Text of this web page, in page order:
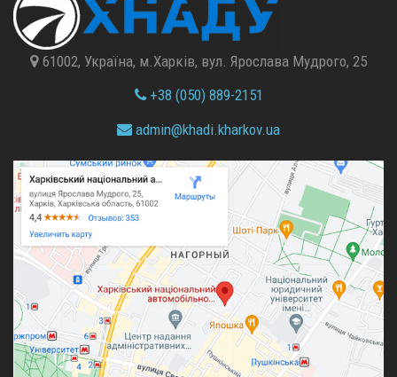
61002, Україна, м.Харків, вул. Ярослава Мудрого, 25
+38 (050) 889-2151
admin@khadi.kharkov.ua